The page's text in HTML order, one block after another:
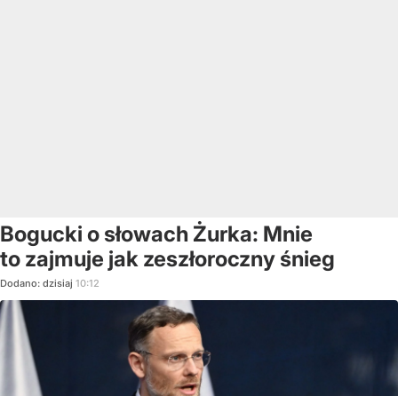
Bogucki o słowach Żurka: Mnie
to zajmuje jak zeszłoroczny śnieg
Dodano: dzisiaj 10:12